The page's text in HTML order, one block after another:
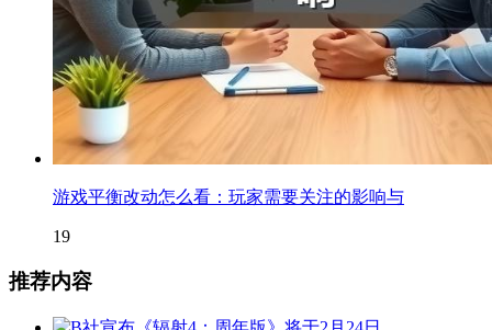
游戏平衡改动怎么看：玩家需要关注的影响与
19
推荐内容